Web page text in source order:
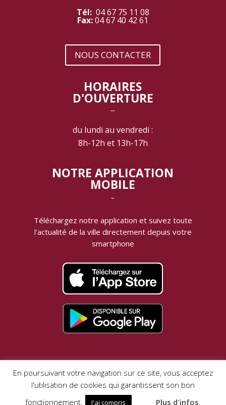
Tél: 04 67 75 11 08
Fax:04 67 40 42 61
NOUS CONTACTER
HORAIRES
D'OUVERTURE
‾
du lundi au vendredi :
8h-12h et 13h-17h
NOTRE APPLICATION
MOBILE
‾
Téléchargez notre application et suivez toute
l'actualité de la ville directement depuis votre
smartphone
MENTIONS LÉGALES | DONNÉES PERSONNELLES
Réalisation
En poursuivant votre navigation sur ce site, vous acceptez
l'utilisation de cookies qui garantissent son bon
fonctionnement.
J'ai compris Plus d'infos